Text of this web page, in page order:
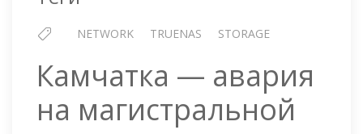
NETWORK TRUENAS STORAGE
Камчатка — авария
на магистральной